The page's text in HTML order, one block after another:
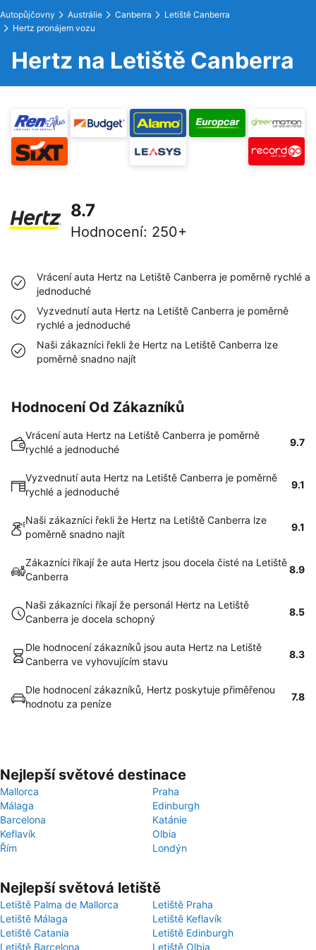
Autopůjčovny Austrálie Canberra
Letiště Canberra
Hertz pronájem vozu
Hertz na Letiště Canberra
8.7
Hodnocení: 250+
Vrácení auta Hertz na Letiště Canberra je poměrně rychlé a
jednoduché
Vyzvednutí auta Hertz na Letiště Canberra je poměrně
rychlé a jednoduché
Naši zákazníci řekli že Hertz na Letiště Canberra lze
poměrně snadno najít
Hodnocení Od Zákazníků
Vrácení auta Hertz na Letiště Canberra je poměrně
rychlé a jednoduché
9.7
Vyzvednutí auta Hertz na Letiště Canberra je poměrně
rychlé a jednoduché
9.1
Naši zákazníci řekli že Hertz na Letiště Canberra lze
poměrně snadno najít
9.1
Zákazníci říkají že auta Hertz jsou docela čisté na Letiště
Canberra
8.9
Naši zákazníci říkají že personál Hertz na Letiště
Canberra je docela schopný
8.5
Dle hodnocení zákazníků jsou auta Hertz na Letiště
Canberra ve vyhovujícím stavu
8.3
Dle hodnocení zákazníků, Hertz poskytuje přiměřenou
hodnotu za peníze
7.8
Nejlepší světové destinace
Mallorca
Praha
Málaga
Edinburgh
Barcelona
Katánie
Keflavík
Olbia
Řím
Londýn
Nejlepší světová letiště
Letiště Palma de Mallorca
Letiště Praha
Letiště Málaga
Letiště Keflavík
Letiště Catania
Letiště Edinburgh
Letiště Barcelona
Letiště Olbia